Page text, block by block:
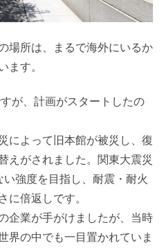
場所は、まるで海外にいるか
ます。
が、計画がスタートしたの
によって旧本館が被災し、復
えがされました。関東大震災
強度を目指し、耐震・耐火
に倍返しです。
企業が手がけましたが、当時
界の中でも一目置かれていま